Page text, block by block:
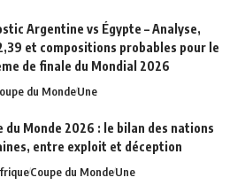
Argentine vs Égypte – Analyse,
et compositions probables pour le
de finale du Mondial 2026
du MondeUne
du Monde 2026 : le bilan des nations
entre exploit et déception
Coupe du MondeUne